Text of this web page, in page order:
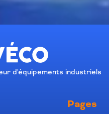
d'équipements industriels
Pages